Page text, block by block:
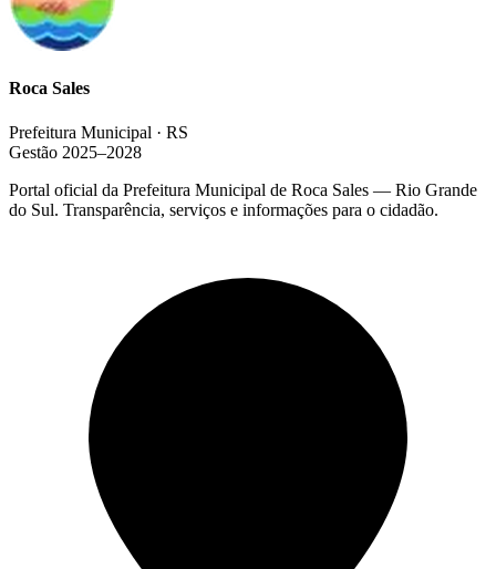
Roca Sales
Prefeitura Municipal · RS
Gestão 2025–2028
Portal oficial da Prefeitura Municipal de Roca Sales — Rio Grande
do Sul. Transparência, serviços e informações para o cidadão.